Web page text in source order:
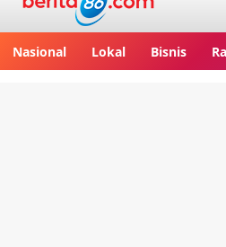
Nasional Lokal Bisnis